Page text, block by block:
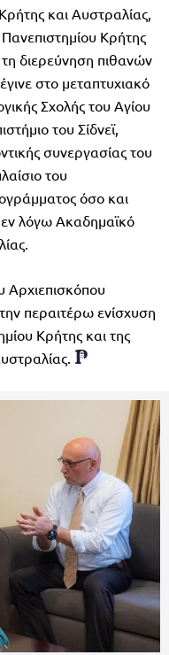
και Αυστραλίας,
Κρήτης
διερεύνηση πιθανών
στο μεταπτυχιακό
Σχολής του Αγίου
του Σίδνεϊ,
συνεργασίας του
του
όσο και
εν λόγω Ακαδημαϊκό
περαιτέρω ενίσχυση
Κρήτης και της